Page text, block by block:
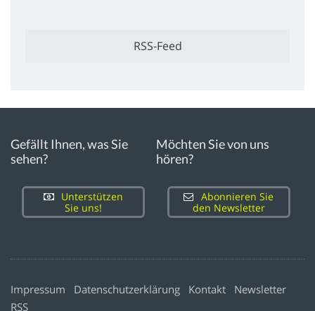
RSS-Feed
Gefällt Ihnen, was Sie
sehen?
Unterstützen
Sie uns!
Möchten Sie von uns
hören?
Abonnieren Sie
den Newsletter
Impressum Datenschutzerklärung Kontakt
Newsletter
RSS